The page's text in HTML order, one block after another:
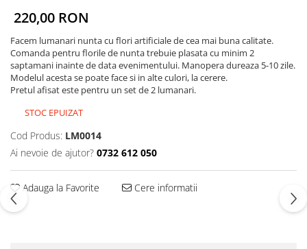
220,00 RON
Facem lumanari nunta cu flori artificiale de cea mai buna calitate.
Comanda pentru florile de nunta trebuie plasata cu minim 2
saptamani inainte de data evenimentului. Manopera dureaza 5-10 zile.
Modelul acesta se poate face si in alte culori, la cerere.
Pretul afisat este pentru un set de 2 lumanari.
STOC EPUIZAT
Cod Produs: LM0014
Ai nevoie de ajutor? 0732 612 050
Adauga la Favorite Cere informatii